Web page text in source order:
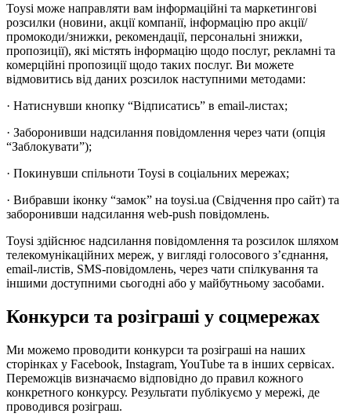
Toysi може направляти вам інформаційні та маркетингові
розсилки (новини, акції компанії, інформацію про акції/
промокоди/знижки, рекомендації, персональні знижки,
пропозиції), які містять інформацію щодо послуг, рекламні та
комерційні пропозиції щодо таких послуг. Ви можете
відмовитись від даних розсилок наступними методами:
· Натиснувши кнопку “Відписатись” в email-листах;
· Заборонивши надсилання повідомлення через чати (опція
“Заблокувати”);
· Покинувши спільноти Toysi в соціальних мережах;
· Вибравши іконку “замок” на toysi.ua (Свідчення про сайт) та
заборонивши надсилання web-push повідомлень.
Toysi здійснює надсилання повідомлення та розсилок шляхом
телекомунікаційних мереж, у вигляді голосового з’єднання,
email-листів, SMS-повідомлень, через чати спілкування та
іншими доступними сьогодні або у майбутньому засобами.
Конкурси та розіграші у соцмережах
Ми можемо проводити конкурси та розіграші на наших
сторінках у Facebook, Instagram, YouTube та в інших сервісах.
Переможців визначаємо відповідно до правил кожного
конкретного конкурсу. Результати публікуємо у мережі, де
проводився розіграш.